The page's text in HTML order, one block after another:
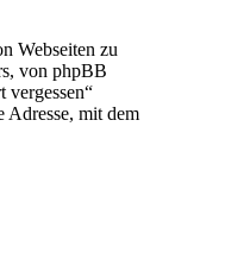
Webseiten zu
von phpBB
vergessen“
Adresse, mit dem